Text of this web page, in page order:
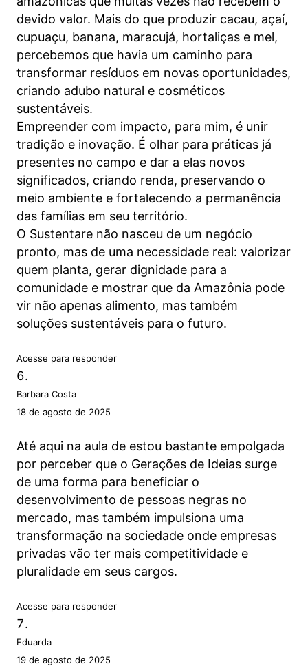
devido valor. Mais do que produzir cacau, açaí,
cupuaçu, banana, maracujá, hortaliças e mel,
percebemos que havia um caminho para
transformar resíduos em novas oportunidades,
criando adubo natural e cosméticos
sustentáveis.
Empreender com impacto, para mim, é unir
tradição e inovação. É olhar para práticas já
presentes no campo e dar a elas novos
significados, criando renda, preservando o
meio ambiente e fortalecendo a permanência
das famílias em seu território.
O Sustentare não nasceu de um negócio
pronto, mas de uma necessidade real: valorizar
quem planta, gerar dignidade para a
comunidade e mostrar que da Amazônia pode
vir não apenas alimento, mas também
soluções sustentáveis para o futuro.
Acesse para responder
Barbara Costa
18 de agosto de 2025
Até aqui na aula de estou bastante empolgada
por perceber que o Gerações de Ideias surge
de uma forma para beneficiar o
desenvolvimento de pessoas negras no
mercado, mas também impulsiona uma
transformação na sociedade onde empresas
privadas vão ter mais competitividade e
pluralidade em seus cargos.
Acesse para responder
Eduarda
19 de agosto de 2025